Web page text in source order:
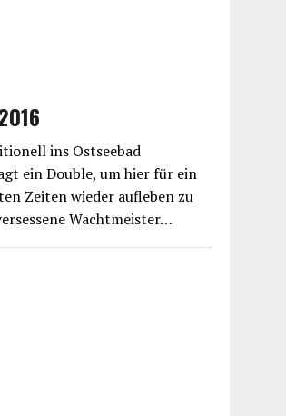
ins Ostseebad
ein Double, um hier für ein
Zeiten wieder aufleben zu
Wachtmeister…